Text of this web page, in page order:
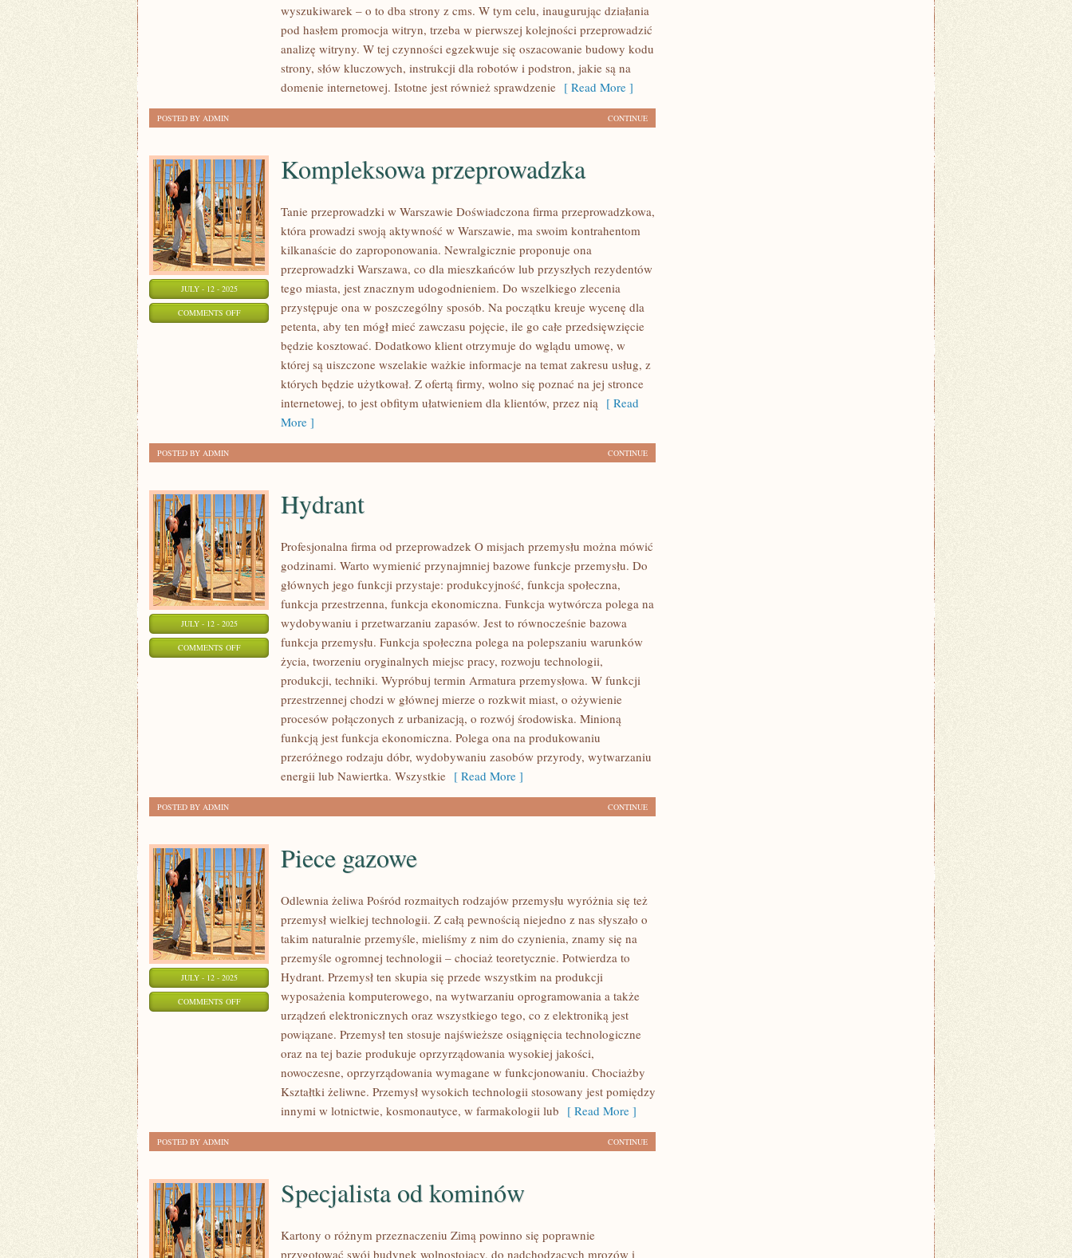
wyszukiwarek – o to dba strony z cms. W tym celu, inaugurując działania
pod hasłem promocja witryn, trzeba w pierwszej kolejności przeprowadzić
analizę witryny. W tej czynności egzekwuje się oszacowanie budowy kodu
strony, słów kluczowych, instrukcji dla robotów i podstron, jakie są na
domenie internetowej. Istotne jest również sprawdzenie [ Read More ]
CONTINUE
POSTED BY ADMIN
JULY - 12 - 2025
COMMENTS OFFON
KOMPLEKSOWA
PRZEPROWADZKA
Kompleksowa przeprowadzka
Tanie przeprowadzki w Warszawie Doświadczona firma przeprowadzkowa,
która prowadzi swoją aktywność w Warszawie, ma swoim kontrahentom
kilkanaście do zaproponowania. Newralgicznie proponuje ona
przeprowadzki Warszawa, co dla mieszkańców lub przyszłych rezydentów
tego miasta, jest znacznym udogodnieniem. Do wszelkiego zlecenia
przystępuje ona w poszczególny sposób. Na początku kreuje wycenę dla
petenta, aby ten mógł mieć zawczasu pojęcie, ile go całe przedsięwzięcie
będzie kosztować. Dodatkowo klient otrzymuje do wglądu umowę, w
której są uiszczone wszelakie ważkie informacje na temat zakresu usług, z
których będzie użytkował. Z ofertą firmy, wolno się poznać na jej stronce
internetowej, to jest obfitym ułatwieniem dla klientów, przez nią [ Read
More ]
CONTINUE
POSTED BY ADMIN
JULY - 12 - 2025
COMMENTS OFFON
Hydrant
Profesjonalna firma od przeprowadzek O misjach przemysłu można mówić
godzinami. Warto wymienić przynajmniej bazowe funkcje przemysłu. Do
głównych jego funkcji przystaje: produkcyjność, funkcja społeczna,
funkcja przestrzenna, funkcja ekonomiczna. Funkcja wytwórcza polega na
wydobywaniu i przetwarzaniu zapasów. Jest to równocześnie bazowa
funkcja przemysłu. Funkcja społeczna polega na polepszaniu warunków
życia, tworzeniu oryginalnych miejsc pracy, rozwoju technologii,
produkcji, techniki. Wypróbuj termin Armatura przemysłowa. W funkcji
przestrzennej chodzi w głównej mierze o rozkwit miast, o ożywienie
procesów połączonych z urbanizacją, o rozwój środowiska. Minioną
funkcją jest funkcja ekonomiczna. Polega ona na produkowaniu
przeróżnego rodzaju dóbr, wydobywaniu zasobów przyrody, wytwarzaniu
energii lub Nawiertka. Wszystkie [ Read More ]
CONTINUE
POSTED BY ADMIN
JULY - 12 - 2025
COMMENTS OFFON
Piece gazowe
Odlewnia żeliwa Pośród rozmaitych rodzajów przemysłu wyróżnia się też
przemysł wielkiej technologii. Z całą pewnością niejedno z nas słyszało o
takim naturalnie przemyśle, mieliśmy z nim do czynienia, znamy się na
przemyśle ogromnej technologii – chociaż teoretycznie. Potwierdza to
Hydrant. Przemysł ten skupia się przede wszystkim na produkcji
wyposażenia komputerowego, na wytwarzaniu oprogramowania a także
urządzeń elektronicznych oraz wszystkiego tego, co z elektroniką jest
powiązane. Przemysł ten stosuje najświeższe osiągnięcia technologiczne
oraz na tej bazie produkuje oprzyrządowania wysokiej jakości,
nowoczesne, oprzyrządowania wymagane w funkcjonowaniu. Chociażby
Kształtki żeliwne. Przemysł wysokich technologii stosowany jest pomiędzy
innymi w lotnictwie, kosmonautyce, w farmakologii lub [ Read More ]
CONTINUE
POSTED BY ADMIN
Specjalista od kominów
Kartony o różnym przeznaczeniu Zimą powinno się poprawnie
przygotować swój budynek wolnostojący, do nadchodzących mrozów i